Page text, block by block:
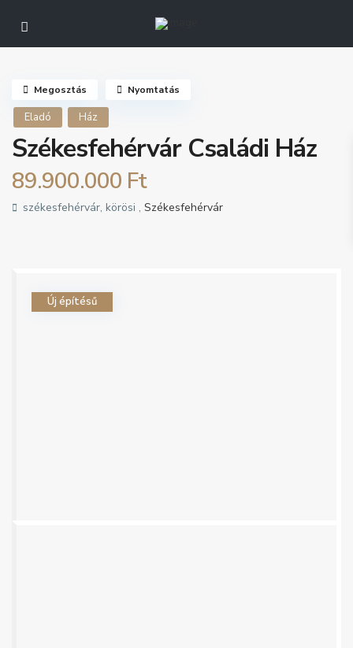
Eladó Ház
Székesfehérvár Családi Ház
89.900.000 Ft
székesfehérvár, körösi , Székesfehérvár
Megosztás Nyomtatás
Új építésű